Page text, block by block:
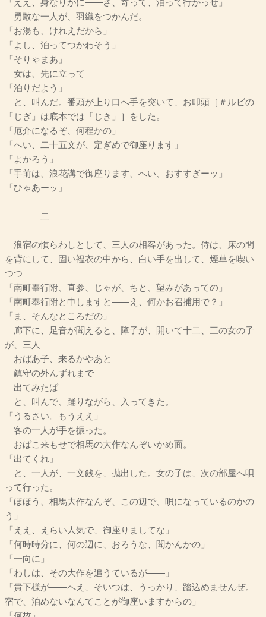
「ええ、身なりがに――さ、寄って、泊って行かっせ」
勇敢な一人が、羽織をつかんだ。
「お湯も、けれえだから」
「よし、泊ってつかわそう」
「そりゃまあ」
女は、先に立って
「泊りだよう」
と、叫んだ。番頭が上り口へ手を突いて、お叩頭［＃ルビの
「じぎ」は底本では「じき」］をした。
「厄介になるぞ、何程かの」
「へい、二十五文が、定ぎめで御座ります」
「よかろう」
「手前は、浪花講で御座ります、へい、おすすぎーッ」
「ひゃあーッ」
二
浪宿の慣らわしとして、三人の相客があった。侍は、床の間
を背にして、固い褞衣の中から、白い手を出して、煙草を喫い
つつ
「南町奉行附、直参、じゃが、ちと、望みがあっての」
「南町奉行附と申しますと――え、何かお召捕用で？」
「ま、そんなところだの」
廊下に、足音が聞えると、障子が、開いて十二、三の女の子
が、三人
おばあ子、来るかやあと
鎮守の外んずれまで
出てみたば
と、叫んで、踊りながら、入ってきた。
「うるさい。もうええ」
客の一人が手を振った。
おばこ来もせで相馬の大作なんぞいかめ面。
「出てくれ」
と、一人が、一文銭を、抛出した。女の子は、次の部屋へ唄
って行った。
「ほほう、相馬大作なんぞ、この辺で、唄になっているのかの
う」
「ええ、えらい人気で、御座りましてな」
「何時時分に、何の辺に、おろうな、聞かんかの」
「一向に」
「わしは、その大作を追うているが――」
「貴下様が――へえ、そいつは、うっかり、踏込めませんぜ。
宿で、泊めないなんてことが御座いますからの」